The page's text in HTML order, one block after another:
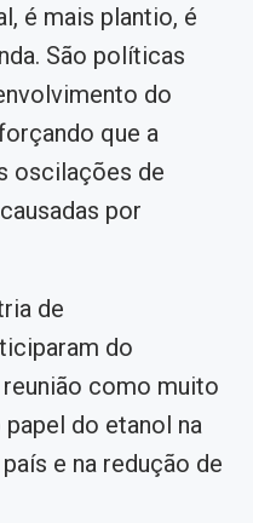
é mais plantio, é
São políticas
do
que a
oscilações de
por
de
do
como muito
do etanol na
e na redução de